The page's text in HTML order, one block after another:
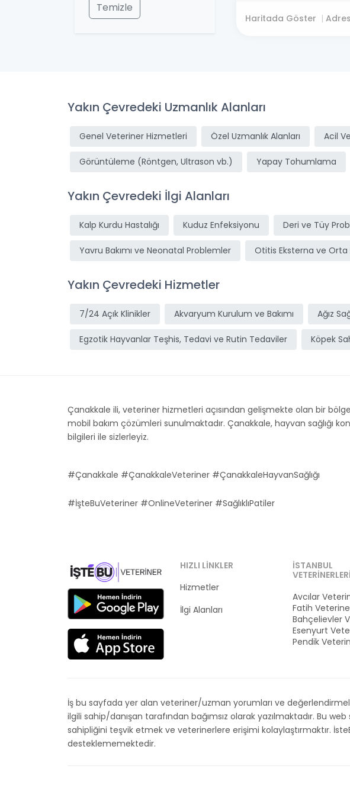
Temizle
Haritada Göster Adres
Yakın Çevredeki Uzmanlık Alanları
Genel Veteriner Hizmetleri Özel Uzmanlık Alanları Acil
Görüntüleme (Röntgen, Ultrason vb.) Yapay Tohumlama
Yakın Çevredeki İlgi Alanları
Kalp Kurdu Hastalığı Kuduz Enfeksiyonu Deri ve Tüy
Yavru Bakımı ve Neonatal Problemler Otitis Eksterna ve Orta
Yakın Çevredeki Hizmetler
7/24 Açık Klinikler Akvaryum Kurulum ve Bakımı Ağız
Egzotik Hayvanlar Teşhis, Tedavi ve Rutin Tedaviler Köpek
Çanakkale ili, veteriner hizmetleri açısından gelişmekte olan bir
mobil bakım çözümleri sunulmaktadır. Çanakkale, hayvan sağlığı
bilgileri ile sizlerleyiz.
#Çanakkale #ÇanakkaleVeteriner #ÇanakkaleHayvanSağlığı
#İşteBuVeteriner #OnlineVeteriner #SağlıklıPatiler
HIZLI LINKLER
Hizmetler
İlgi Alanları
İSTANBUL
VETERINERLERI
Avcılar
Fatih
Bahçelievler
Esenyurt
Pendik
İş bu sayfada yer alan veteriner/uzman yorumları ve
ilgili sahip/danışan tarafından bağımsız olarak yazılmaktadır. Bu
sahipliğini teşvik etmek ve veterinerlere erişimi kolaylaştırmaktır.
desteklememektedir.